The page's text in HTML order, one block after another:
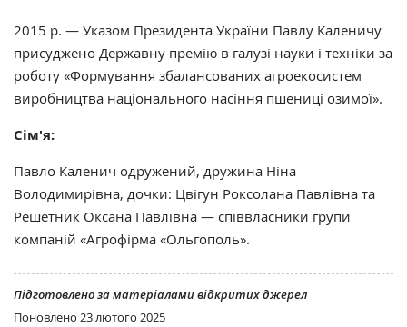
2015 р. — Указом Президента України Павлу Каленичу
присуджено Державну премію в галузі науки і техніки за
роботу «Формування збалансованих агроекосистем
виробництва національного насіння пшениці озимої».
Сім'я:
Павло Каленич одружений, дружина Ніна
Володимирівна, дочки: Цвігун Роксолана Павлівна та
Решетник Оксана Павлівна — співвласники групи
компаній «Агрофірма «Ольгополь».
Підготовлено за матеріалами відкритих джерел
Поновлено 23 лютого 2025